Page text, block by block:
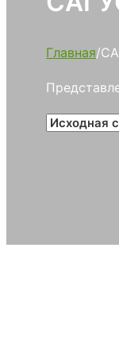
Главная/